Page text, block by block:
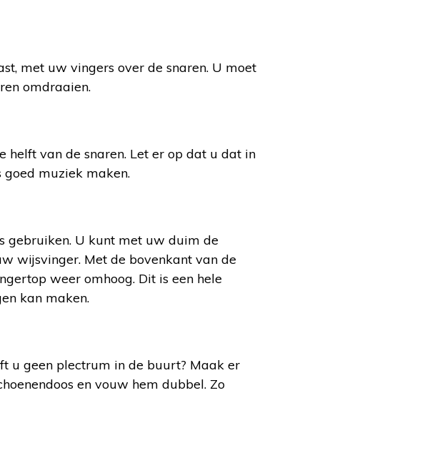
met uw vingers over de snaren. U moet
omdraaien.
helft van de snaren. Let er op dat u dat in
muziek maken.
gebruiken. U kunt met uw duim de
wijsvinger. Met de bovenkant van de
weer omhoog. Dit is een hele
kan maken.
u geen plectrum in de buurt? Maak er
en vouw hem dubbel. Zo